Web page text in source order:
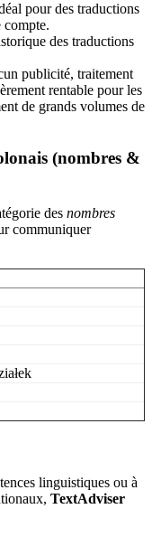
pour des traductions
compte.
des traductions
publicité, traitement
rentable pour les
de grands volumes de
(nombres &
des nombres
communiquer
linguistiques ou à
TextAdviser